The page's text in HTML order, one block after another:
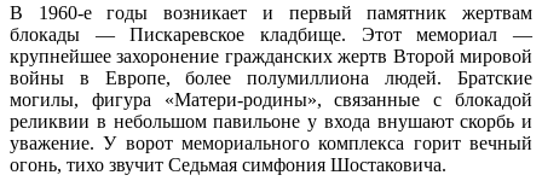
В 1960-е годы возникает и первый памятник жертвам
блокады — Пискаревское кладбище. Этот мемориал —
крупнейшее захоронение гражданских жертв Второй мировой
войны в Европе, более полумиллиона людей. Братские
могилы, фигура «Матери-родины», связанные с блокадой
реликвии в небольшом павильоне у входа внушают скорбь и
уважение. У ворот мемориального комплекса горит вечный
огонь, тихо звучит Седьмая симфония Шостаковича.